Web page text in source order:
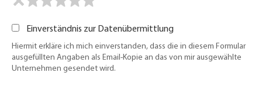
Einverständnis zur Datenübermittlung
Hiermit erkläre ich mich einverstanden, dass die in diesem Formular
ausgefüllten Angaben als Email-Kopie an das von mir ausgewählte
Unternehmen gesendet wird.